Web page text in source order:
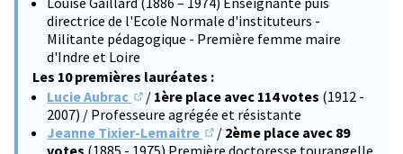
directrice de l'Ecole Normale d'instituteurs -
Militante pédagogique - Première femme maire
d'Indre et Loire
Les 10 premières lauréates :
Lucie Aubrac
(S'ouvre dans un nouvel onglet)
/ 1ère place avec 114 votes (1912 -
2007) / Professeure agrégée et résistante
Jeanne Tixier-Lemaitre
(S'ouvre dans un nouvel onglet)
/ 2ème place avec 89
votes (1885 - 1975) Première doctoresse tourangelle